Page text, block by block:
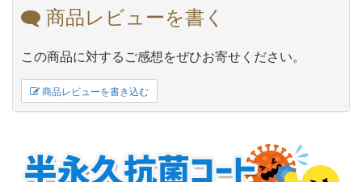
商品レビューを書く
この商品に対するご感想をぜひお寄せください。
商品レビューを書き込む